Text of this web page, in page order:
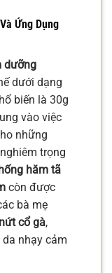
Ứng Dụng
dưỡng
dưới dạng
biến là 30g
vào việc
những
trọng
hăm tã
còn được
bà mẹ
nứt cổ gà,
nhạy cảm